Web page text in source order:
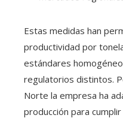
Estas medidas han
productividad por
estándares
regulatorios distintos.
Norte la empresa ha
producción para